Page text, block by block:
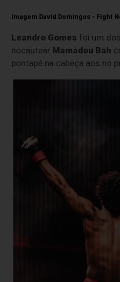
Imagem David Domingos - Fight
Leandro Gomes foi um
nocautear Mamadou Bah
pontapé na cabeça aos no